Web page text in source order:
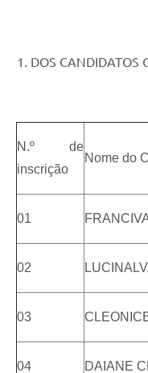
1. DOS CANDIDATOS
N.º de
inscrição
Nome do
01
02
03
04 DAIANE